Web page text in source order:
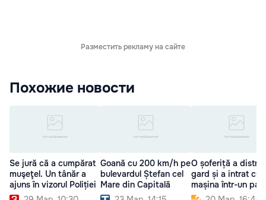
Разместить рекламу на сайте
Похожие новости
Se jură că a cumpărat
muşeţel. Un tânăr a
ajuns în vizorul Poliției
Goană cu 200 km/h pe
bulevardul Ștefan cel
Mare din Capitală
O șoferiță a
gard și a intrat cu
mașina într-un